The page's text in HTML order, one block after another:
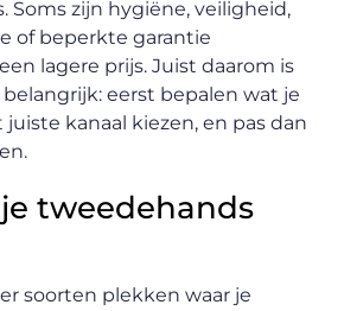
Soms zijn hygiëne, veiligheid,
of beperkte garantie
lagere prijs. Juist daarom is
eerst bepalen wat je
kanaal kiezen, en pas dan
tweedehands
soorten plekken waar je